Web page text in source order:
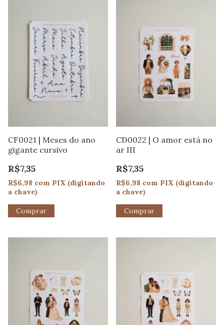
CF0021 | Meses do ano
gigante cursivo
R$7,35
R$6,98 com PIX (digitando
a chave)
CD0022 | O amor está no
ar III
R$7,35
R$6,98 com PIX (digitando
a chave)